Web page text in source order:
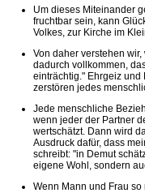
Um dieses Miteinander
fruchtbar sein, kann
Volkes, zur Kirche im
Von daher verstehen
dadurch vollkommen,
einträchtig." Ehrgeiz
zerstören jedes
Jede menschliche
wenn jeder der Partner
wertschätzt. Dann wird
Ausdruck dafür, dass
schreibt: "in Demut
eigene Wohl, sondern
Wenn Mann und Frau so